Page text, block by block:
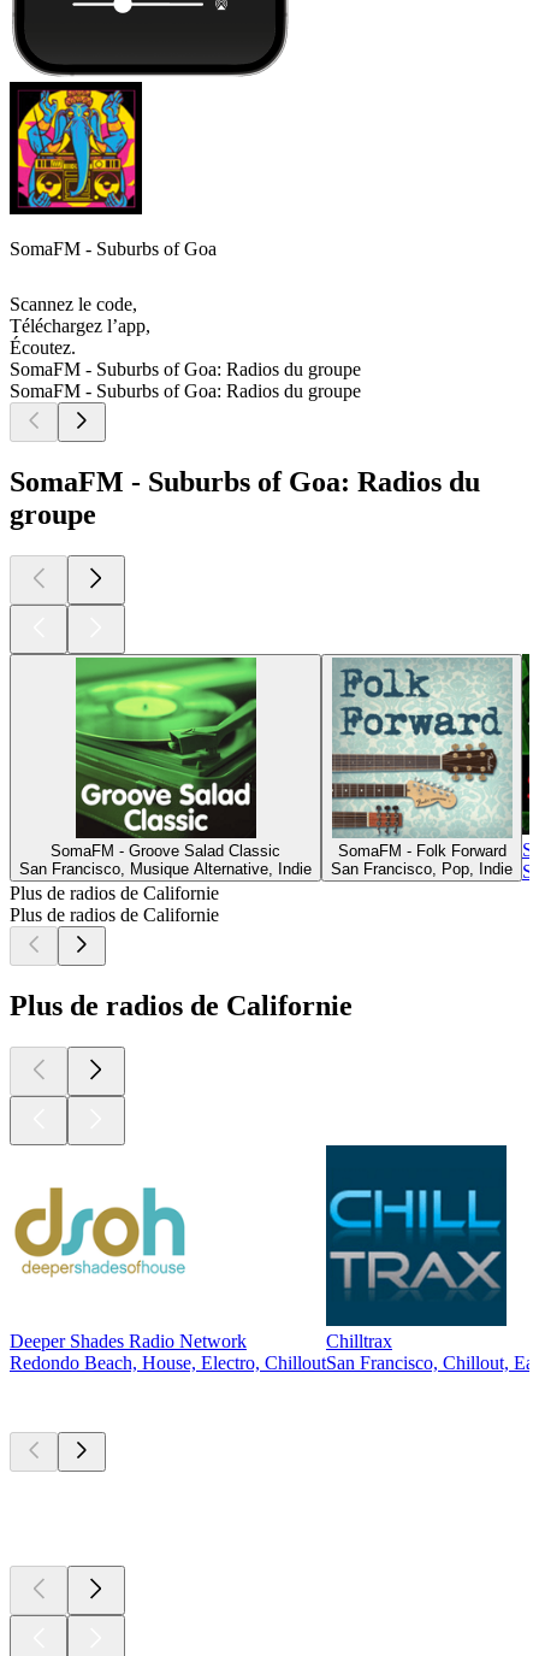
SomaFM - Suburbs of Goa
Scannez le code,
Téléchargez l’app,
Écoutez.
SomaFM - Suburbs of Goa: Radios du groupe
SomaFM - Suburbs of Goa: Radios du groupe
SomaFM - Suburbs of Goa: Radios du
groupe
SomaFM - Groove Salad Classic
San Francisco, Musique Alternative, Indie
SomaFM - Folk Forward
San Francisco, Pop, Indie
Plus de radios de Californie
Plus de radios de Californie
Plus de radios de Californie
Deeper Shades Radio Network
Redondo Beach, House, Electro, Chillout
Chilltrax
San Francisco, Chillout,